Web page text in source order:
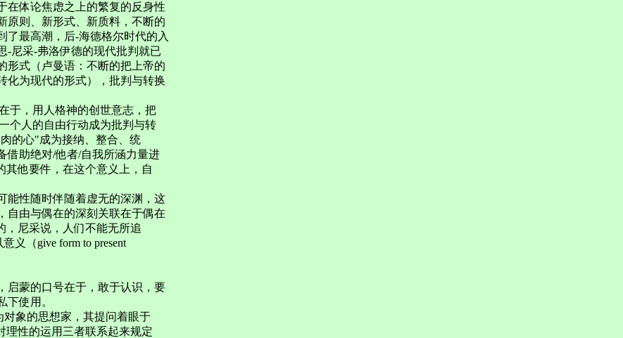
在体论焦虑之上的繁复的反身性
原则、新形式、新质料，不断的
了最高潮，后-海德格尔时代的入
-尼采-弗洛伊德的现代批判就已
形式（卢曼语：不断的把上帝的
化为现代的形式），批判与转换
于，用人格神的创世意志，把
个人的自由行动成为批判与转
的心"成为接纳、整合、统
借助绝对/他者/自我所涵力量进
他要件，在这个意义上，自
能性随时伴随着虚无的深渊，这
自由与偶在的深刻关联在于偶在
尼采说，人们不能无所追
义（give form to present
启蒙的口号在于，敢于认识，要
使用。
对象的思想家，其提问着眼于
理性的运用三者联系起来规定